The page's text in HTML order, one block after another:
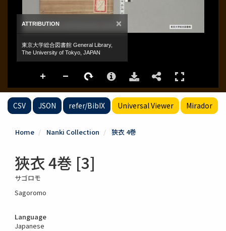
CSV JSON refer/BibIX Universal Viewer Mirador
Home Nanki Collection 狹衣 4巻
狹衣 4巻 [3]
サゴロモ
Sagoromo
Language
Japanese